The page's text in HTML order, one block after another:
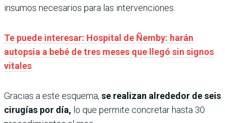
insumos necesarios para las intervenciones.
Te puede interesar: Hospital de Ñemby: harán
autopsia a bebé de tres meses que llegó sin signos
vitales
Gracias a este esquema, se realizan alrededor de seis
cirugías por día, lo que permite concretar hasta 30